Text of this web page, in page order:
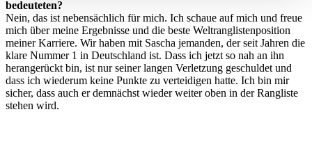
verarbeitet werden, und legen Sie Ihre Präferenzen im
Abschnitt Einzelheitenfest.
Wir verwenden Cookies, um Inhalte und Anzeigen zu
personalisieren, Funktionen für soziale Medien anbieten
zu können und die Zugriffe auf unsere Website zu
analysieren. Außerdem geben wir Informationen zu Ihrer
bedeuteten?
Nein, das ist nebensächlich für mich. Ich schaue auf mich und freue
mich über meine Ergebnisse und die beste Weltranglistenposition
meiner Karriere. Wir haben mit Sascha jemanden, der seit Jahren die
klare Nummer 1 in Deutschland ist. Dass ich jetzt so nah an ihn
herangerückt bin, ist nur seiner langen Verletzung geschuldet und
dass ich wiederum keine Punkte zu verteidigen hatte. Ich bin mir
sicher, dass auch er demnächst wieder weiter oben in der Rangliste
stehen wird.